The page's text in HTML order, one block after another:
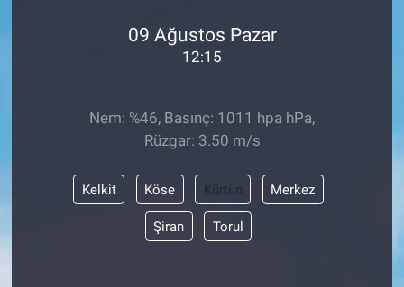
09 Ağustos Pazar
12:15
Nem: %46, Basınç: 1011 hpa hPa,
Rüzgar: 3.50 m/s
Kelkit Köse Kürtün Merkez
Şiran Torul